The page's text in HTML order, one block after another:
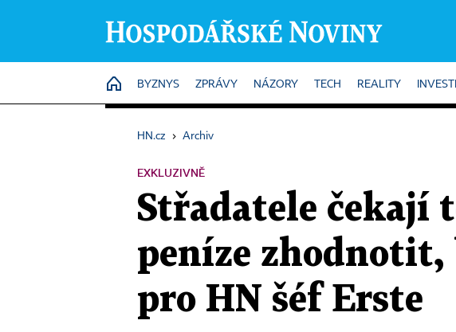
HOME
BYZNYS ZPRÁVY NÁZORY TECH REALITY
HN.cz › Archiv
EXKLUZIVNĚ
Střadatele čekají
peníze
pro HN šéf Erste